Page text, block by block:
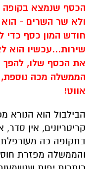
קריטריונים, אין סדר,
בתקופה כה מעורפלת
והממשלה מפזרת
כותרות יפות
אמרו שיקלו
הבנקים - רק שזה היה
מעדכנים את הבנקים -
וזה מפחיד להבין
מנהלת משבר, או